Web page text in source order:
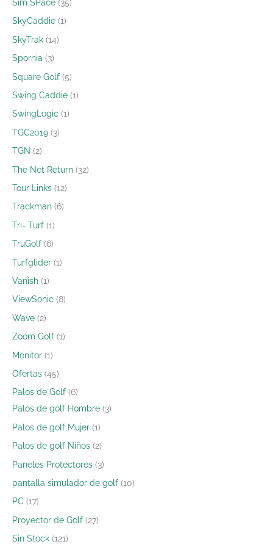
Sim SPace 35
SkyCaddie 1
SkyTrak 14
Spornia
3
Square Golf 5
Swing Caddie 1
SwingLogic 1
TGC2019 3
TGN
2
The Net Return 32
Tour Links 12
Trackman 6
Tri- Turf 1
TruGolf 6
Turfglider 1
Vanish 1
ViewSonic 8
Wave 2
Zoom Golf 1
Monitor 1
Ofertas 45
Palos de Golf 6
Palos de golf Hombre 3
Palos de golf Mujer 1
Palos de golf Niños 2
Paneles Protectores 3
pantalla simulador de golf 10
PC 17
Proyector de Golf 27
Sin Stock 121